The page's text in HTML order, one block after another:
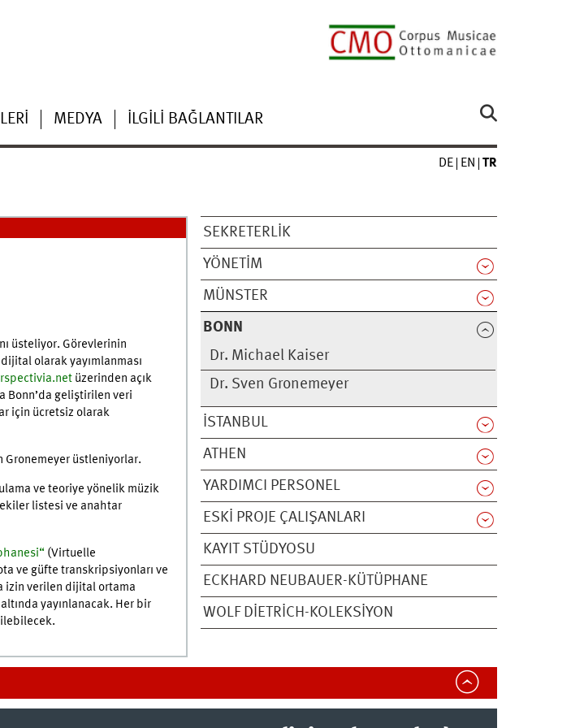
MEDYA İLGILI BAĞLANTILAR
DE EN TR
SEKRETERLIK
YÖNETIM
MÜNSTER
BONN
Dr. Michael Kaiser
Dr. Sven Gronemeyer
İSTANBUL
ATHEN
YARDIMCI PERSONEL
ESKI PROJE ÇALIŞANLARI
KAYIT STÜDYOSU
ECKHARD NEUBAUER-KÜTÜPHANE
WOLF DIETRICH-KOLEKSIYON
üsteliyor. Görevlerinin
olarak yayımlanması
üzerinden açık
Bonn’da geliştirilen veri
için ücretsiz olarak
Gronemeyer üstleniyorlar.
ve teoriye yönelik müzik
listesi ve anahtar
(Virtuelle
ve güfte transkripsiyonları ve
izin verilen dijital ortama
yayınlanacak. Her bir